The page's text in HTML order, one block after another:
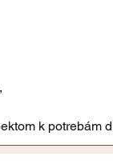
k potrebám